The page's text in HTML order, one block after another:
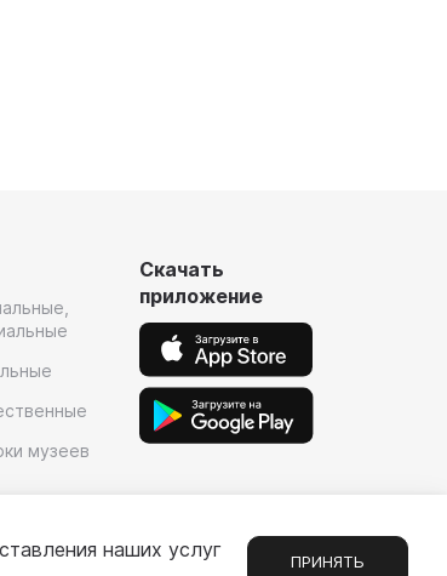
музеев
Скачать
приложение
наших услуг
ПРИНЯТЬ